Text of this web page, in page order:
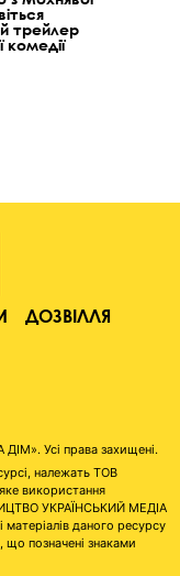
трейлер
комедії
ДОЗВІЛЛЯ
Усі права захищені.
належать ТОВ
використання
УКРАЇНСЬКИЙ МЕДІА
даного ресурсу
що позначені знаками